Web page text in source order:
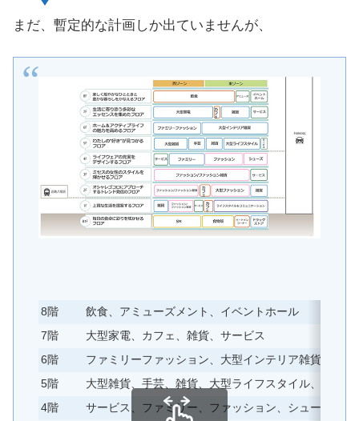
まだ、暫定的な計画しか出ていませんが、
8階
飲食、アミューズメント、イベントホール
7階
大型家電、カフェ、雑貨、サービス
6階
ファミリーファッション、大型インテリア雑貨
5階
大型雑貨、手芸、雑貨、大型ライフスタイル、サービ
4階
サービス、ファミリー、ファッション、シューズ